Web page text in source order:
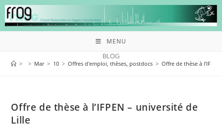
MENU
BLOG
> > Mar > 10 > Offres d'emploi, thèses, postdocs > Offre de thèse à
Offre de thèse à l’IFPEN – université de
Lille